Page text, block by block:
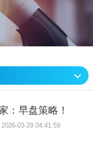
：早盘策略！
03-29 04:41:59